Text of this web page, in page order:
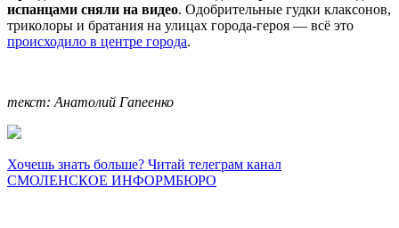
испанцами сняли на видео. Одобрительные гудки клаксонов,
триколоры и братания на улицах города-героя — всё это
происходило в центре города.
текст: Анатолий Гапеенко
Хочешь знать больше? Читай телеграм канал
СМОЛЕНСКОЕ ИНФОРМБЮРО